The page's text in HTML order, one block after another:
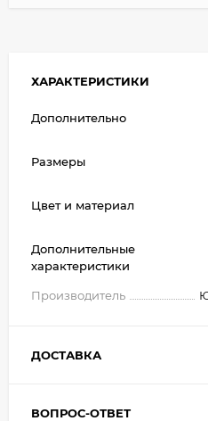
ХАРАКТЕРИСТИКИ
Дополнительно
Размеры
Цвет и материал
Дополнительные
характеристики
Производитель
ДОСТАВКА
ВОПРОС-ОТВЕТ